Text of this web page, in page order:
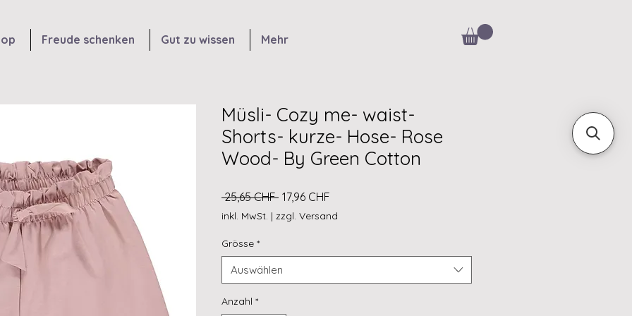
Freude schenken Gut zu wissen Mehr
Müsli- Cozy me- waist-
Shorts- kurze- Hose- Rose
Wood- By Green Cotton
25,65 CHF Standardpreis
17,96 CHF
Preis
inkl. MwSt. | zzgl. Versand
Grösse *
Auswählen
Anzahl *